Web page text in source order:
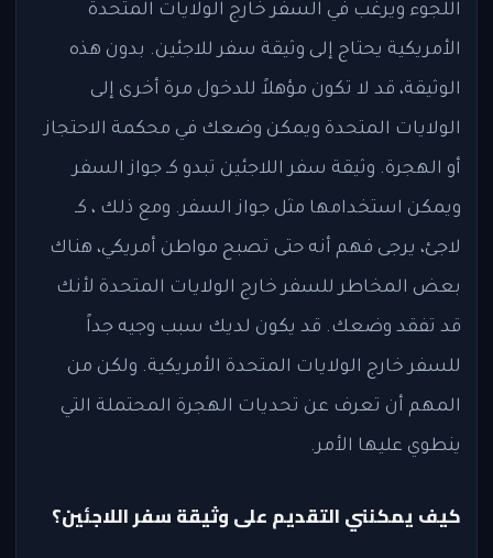
اللجوء ويرغب في السفر خارج الولايات المتحدة
الأمريكية يحتاج إلى وثيقة سفر للاجئين. بدون هذه
الوثيقة، قد لا تكون مؤهلاً للدخول مرة أخرى إلى
الولايات المتحدة ويمكن وضعك في محكمة الاحتجاز
أو الهجرة. وثيقة سفر اللاجئين تبدو كـ جواز السفر
ويمكن استخدامها مثل جواز السفر. ومع ذلك ، كـ
لاجئ، يرجى فهم أنه حتى تصبح مواطن أمريكي، هناك
بعض المخاطر للسفر خارج الولايات المتحدة لأنك
قد تفقد وضعك. قد يكون لديك سبب وجيه جداً
للسفر خارج الولايات المتحدة الأمريكية. ولكن من
المهم أن تعرف عن تحديات الهجرة المحتملة التي
ينطوي عليها الأمر.
كيف يمكنني التقديم على وثيقة سفر اللاجئين؟